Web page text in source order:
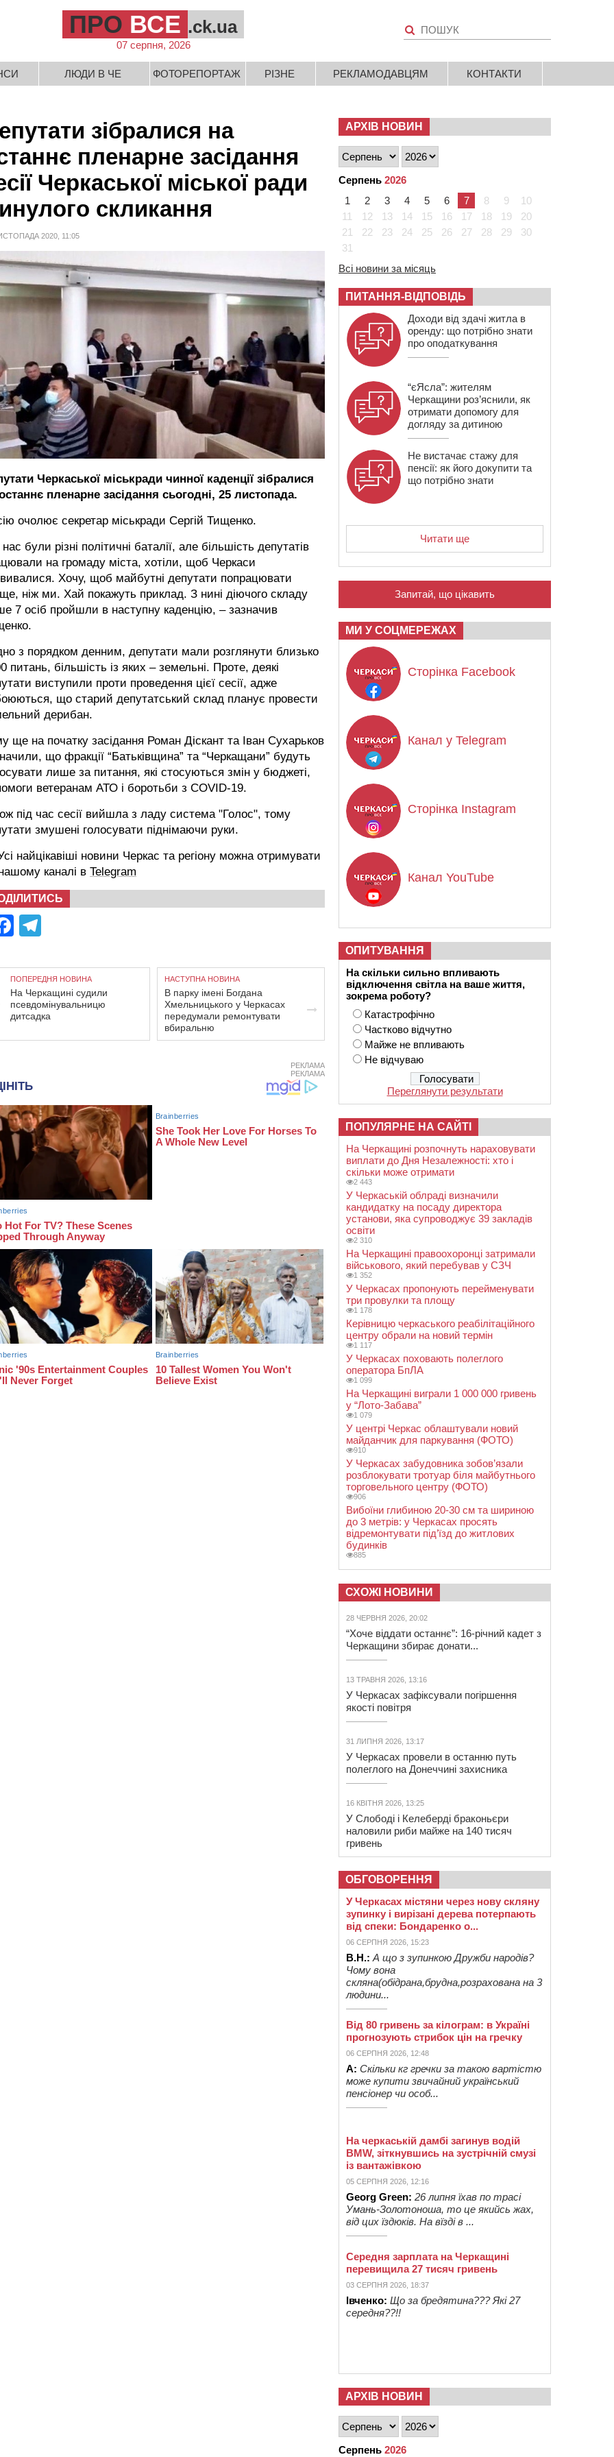
ПРО ВСЕ .ck.ua
07 серпня, 2026
ЛЮДИ В ЧЕ ФОТОРЕПОРТАЖ РІЗНЕ РЕКЛАМОДАВЦЯМ КОНТАКТИ
зібралися на
пленарне засідання
Черкаської міської ради
скликання
2020, 11:05
Черкаської міськради чинної каденції зібралися
пленарне засідання сьогодні, 25 листопада.
очолює секретар міськради Сергій Тищенко.
були різні політичні баталії, але більшість депутатів
на громаду міста, хотіли, щоб Черкаси
Хочу, щоб майбутні депутати попрацювати
ніж ми. Хай покажуть приклад. З нині діючого складу
7 осіб пройшли в наступну каденцію, – зазначив
з порядком денним, депутати мали розглянути близько
питань, більшість із яких – земельні. Проте, деякі
виступили проти проведення цієї сесії, адже
що старий депутатський склад планує провести
дерибан.
ще на початку засідання Роман Діскант та Іван Сухарьков
що фракції “Батьківщина” та “Черкащани” будуть
лише за питання, які стосуються змін у бюджеті,
ветеранам АТО і боротьби з COVID-19.
під час сесії вийшла з ладу система "Голос", тому
змушені голосувати піднімаючи руки.
найцікавіші новини Черкас та регіону можна отримувати
каналі в Telegram
Facebook
ПОПЕРЕДНЯ НОВИНА
На Черкащині судили
псевдомінувальницю
дитсадка
НАСТУПНА НОВИНА
В парку імені Богдана
Хмельницького у Черкасах
передумали ремонтувати
вбиральню
РЕКЛАМА
РЕКЛАМА
АРХІВ НОВИН
Серпень 2026
1
2 3 4 5 6 7 8 9
10
11
12 13 14 15 16 17 18 19
20
21
22 23 24 25 26 27 28 29
30
31
Всі новини за місяць
ПИТАННЯ-ВІДПОВІДЬ
Доходи від здачі житла в
оренду: що потрібно знати
про оподаткування
“єЯсла”: жителям
Черкащини роз’яснили, як
отримати допомогу для
догляду за дитиною
Не вистачає стажу для
пенсії: як його докупити та
що потрібно знати
Читати ще
Запитай, що цікавить
МИ У СОЦМЕРЕЖАХ
Сторінка Facebook
Канал у Telegram
Сторінка Instagram
Канал YouTube
ОПИТУВАННЯ
На скільки сильно впливають
відключення світла на ваше життя,
зокрема роботу?
Катастрофічно
Частково відчутно
Майже не впливають
Не відчуваю
Переглянути результати
ПОПУЛЯРНЕ НА САЙТІ
На Черкащині розпочнуть нараховувати
виплати до Дня Незалежності: хто і
скільки може отримати
2 443
У Черкаській облраді визначили
кандидатку на посаду директора
установи, яка супроводжує 39 закладів
освіти
2 310
На Черкащині правоохоронці затримали
військового, який перебував у СЗЧ
1 352
У Черкасах пропонують перейменувати
три провулки та площу
1 178
Керівницю черкаського реабілітаційного
центру обрали на новий термін
1 117
У Черкасах поховають полеглого
оператора БпЛА
1 099
На Черкащині виграли 1 000 000 гривень
у “Лото-Забава”
1 079
У центрі Черкас облаштували новий
майданчик для паркування (ФОТО)
910
У Черкасах забудовника зобов’язали
розблокувати тротуар біля майбутнього
торговельного центру (ФОТО)
906
Вибоїни глибиною 20-30 см та шириною
до 3 метрів: у Черкасах просять
відремонтувати під’їзд до житлових
будинків
885
СХОЖІ НОВИНИ
28 ЧЕРВНЯ 2026, 20:02
“Хоче віддати останнє”: 16-річний кадет з
Черкащини збирає донати...
13 ТРАВНЯ 2026, 13:16
У Черкасах зафіксували погіршення
якості повітря
31 ЛИПНЯ 2026, 13:17
У Черкасах провели в останню путь
полеглого на Донеччині захисника
16 КВІТНЯ 2026, 13:25
У Слободі і Келеберді браконьєри
наловили риби майже на 140 тисяч
гривень
ОБГОВОРЕННЯ
У Черкасах містяни через нову скляну
зупинку і вирізані дерева потерпають
від спеки: Бондаренко о...
06 СЕРПНЯ 2026, 15:23
В.Н.: А що з зупинкою Дружби народів?
Чому вона
скляна(обідрана,брудна,розрахована на 3
людини...
Від 80 гривень за кілограм: в Україні
прогнозують стрибок цін на гречку
06 СЕРПНЯ 2026, 12:48
А: Скільки кг гречки за такою вартістю
може купити звичайний український
пенсіонер чи особ...
На черкаській дамбі загинув водій
BMW, зіткнувшись на зустрічній смузі
із вантажівкою
05 СЕРПНЯ 2026, 12:16
Georg Green: 26 липня їхав по трасі
Умань-Золотоноша, то це якийсь жах,
від цих їздюків. На вїзді в ...
Середня зарплата на Черкащині
перевищила 27 тисяч гривень
03 СЕРПНЯ 2026, 18:37
Івченко: Що за бредятина??? Які 27
середня??!!
АРХІВ НОВИН
Серпень 2026